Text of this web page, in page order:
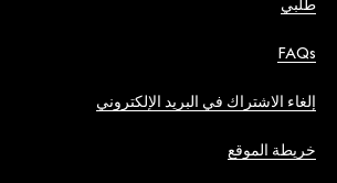
طلبي
FAQs
إلغاء الاشتراك في البريد الإلكتروني
خريطة الموقع